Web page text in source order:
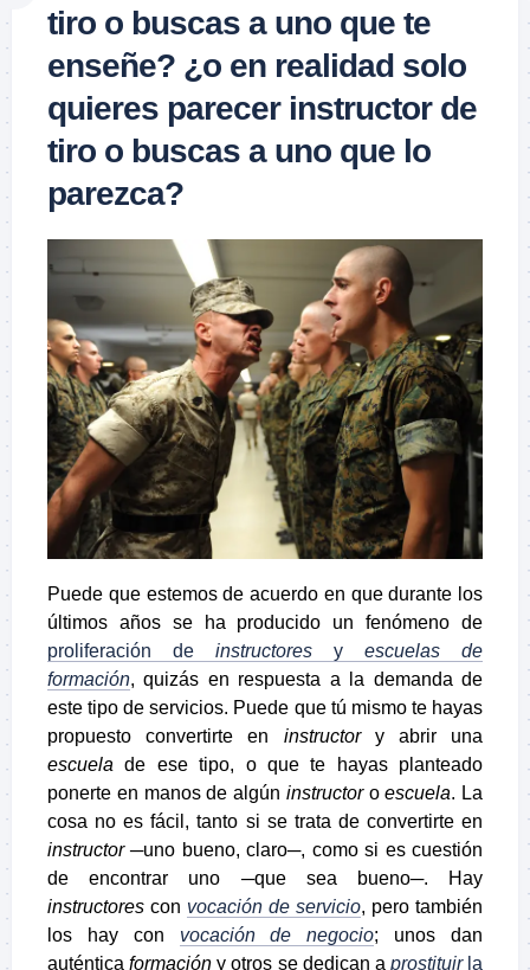
tiro o buscas a uno que te
enseñe? ¿o en realidad solo
quieres parecer instructor de
tiro o buscas a uno que lo
parezca?
Puede que estemos de acuerdo en que durante los
últimos años se ha producido un fenómeno de
proliferación de instructores y escuelas de
formación, quizás en respuesta a la demanda de
este tipo de servicios. Puede que tú mismo te hayas
propuesto convertirte en instructory abrir una
escuela de ese tipo, o que te hayas planteado
ponerte en manos de algún instructoroescuela. La
cosa no es fácil, tanto si se trata de convertirte en
instructor─uno bueno, claro─, como si es cuestión
de encontrar uno ─que sea bueno─. Hay
instructores con vocación de servicio, pero también
los hay con vocación de negocio; unos dan
auténticaformación y otros se dedican a prostituirla